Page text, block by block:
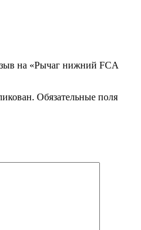
на «Рычаг нижний FCA
Обязательные поля